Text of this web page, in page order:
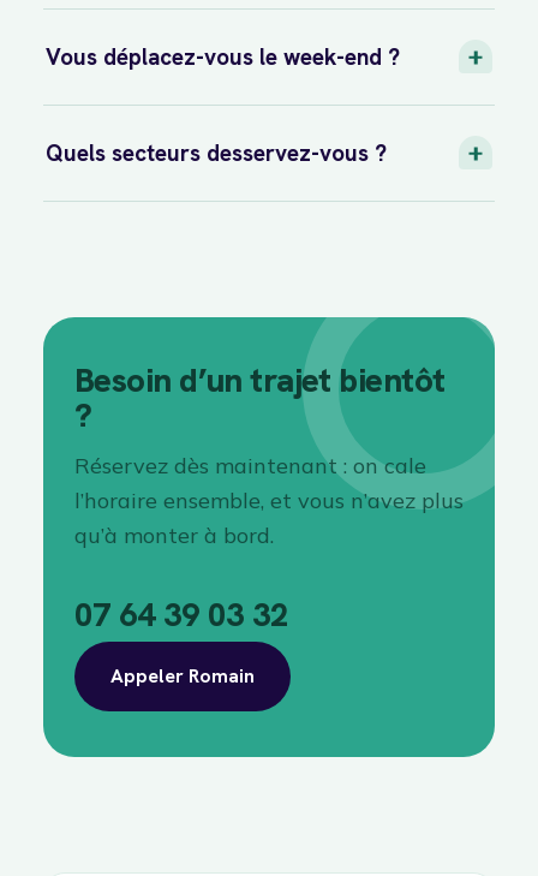
Vous déplacez-vous le week-end ?
Quels secteurs desservez-vous ?
Besoin d’un trajet bientôt
?
Réservez dès maintenant : on cale
l’horaire ensemble, et vous n’avez plus
qu’à monter à bord.
07 64 39 03 32
Appeler Romain